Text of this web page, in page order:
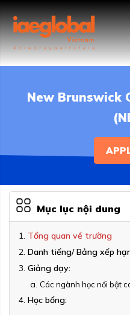
New Brunswick
Mục lục nội dung
Tổng quan về trường
Danh tiếng/ Bảng xếp
Giảng dạy:
Các ngành học nổi bật
Học bổng: